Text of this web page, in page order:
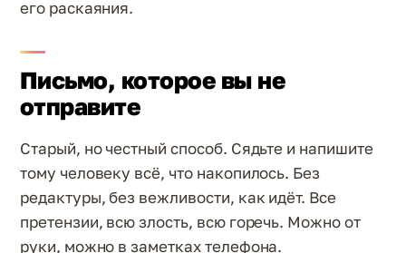
его раскаяния.
Письмо, которое вы не
отправите
Старый, но честный способ. Сядьте и напишите
тому человеку всё, что накопилось. Без
редактуры, без вежливости, как идёт. Все
претензии, всю злость, всю горечь. Можно от
руки, можно в заметках телефона.